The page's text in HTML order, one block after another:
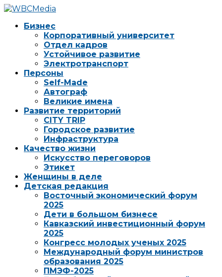
Бизнес
Корпоративный университет
Отдел кадров
Устойчивое развитие
Электротранспорт
Персоны
Self-Made
Автограф
Великие имена
Развитие территорий
CITY TRIP
Городское развитие
Инфраструктура
Качество жизни
Искусство переговоров
Этикет
Женщины в деле
Детская редакция
Восточный экономический форум
2025
Дети в большом бизнесе
Кавказский инвестиционный форум
2025
Конгресс молодых ученых 2025
Международный форум министров
образования 2025
ПМЭФ-2025